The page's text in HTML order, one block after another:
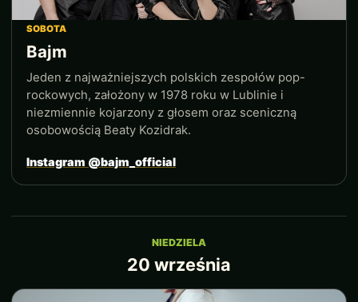
SOBOTA
Bajm
Jeden z najważniejszych polskich zespołów pop-
rockowych, założony w 1978 roku w Lublinie i
niezmiennie kojarzony z głosem oraz sceniczną
osobowością Beaty Kozidrak.
Instagram @bajm_official
NIEDZIELA
20 września